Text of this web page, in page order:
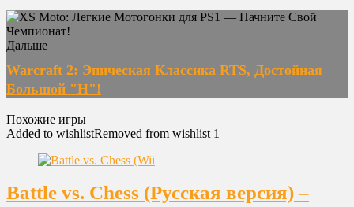
Дальше
Warcraft 2: Эпическая Классика RTS, Достойная
Большой "Н"!
Похожие игры
Added to wishlistRemoved from wishlist 1
Battle vs. Chess (Русская версия) –